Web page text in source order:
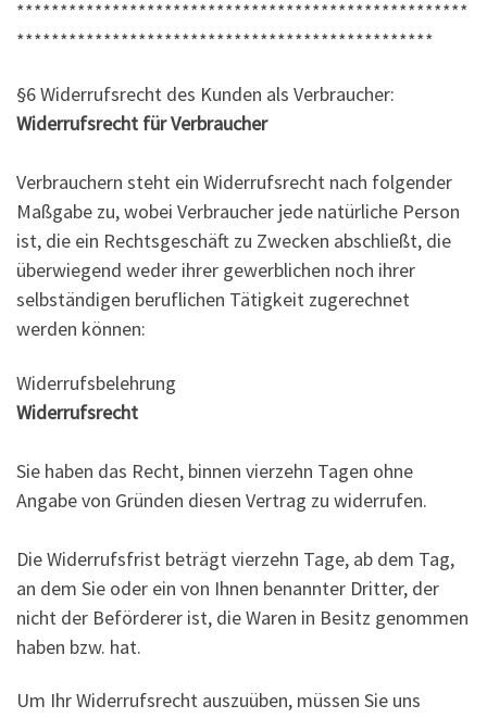
****************************************************
************************************************
§6 Widerrufsrecht des Kunden als Verbraucher:
Widerrufsrecht für Verbraucher
Verbrauchern steht ein Widerrufsrecht nach folgender
Maßgabe zu, wobei Verbraucher jede natürliche Person
ist, die ein Rechtsgeschäft zu Zwecken abschließt, die
überwiegend weder ihrer gewerblichen noch ihrer
selbständigen beruflichen Tätigkeit zugerechnet
werden können:
Widerrufsbelehrung
Widerrufsrecht
Sie haben das Recht, binnen vierzehn Tagen ohne
Angabe von Gründen diesen Vertrag zu widerrufen.
Die Widerrufsfrist beträgt vierzehn Tage, ab dem Tag,
an dem Sie oder ein von Ihnen benannter Dritter, der
nicht der Beförderer ist, die Waren in Besitz genommen
haben bzw. hat.
Um Ihr Widerrufsrecht auszuüben, müssen Sie uns